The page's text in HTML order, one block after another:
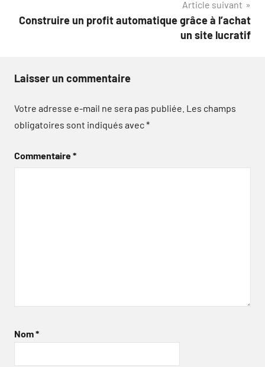
Article suivant
Construire un profit automatique grâce à l’achat
un site lucratif
Laisser un commentaire
Votre adresse e-mail ne sera pas publiée. Les champs
obligatoires sont indiqués avec*
Commentaire*
Nom*